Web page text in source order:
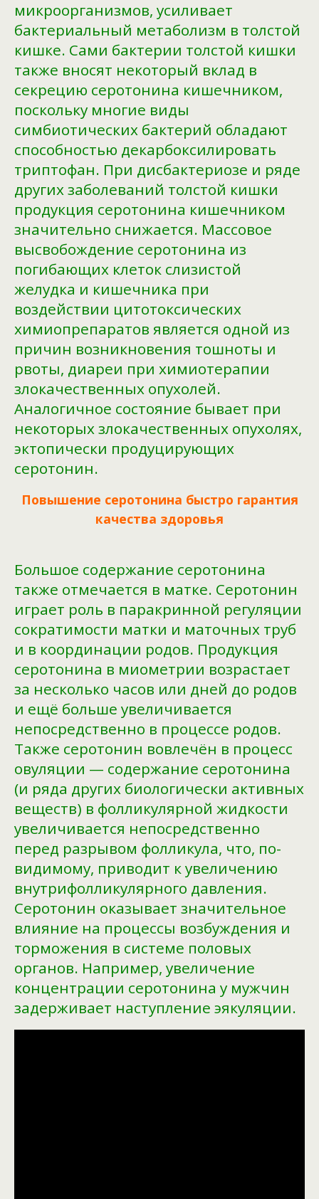
микроорганизмов, усиливает
бактериальный метаболизм в толстой
кишке. Сами бактерии толстой кишки
также вносят некоторый вклад в
секрецию серотонина кишечником,
поскольку многие виды
симбиотических бактерий обладают
способностью декарбоксилировать
триптофан. При дисбактериозе и ряде
других заболеваний толстой кишки
продукция серотонина кишечником
значительно снижается. Массовое
высвобождение серотонина из
погибающих клеток слизистой
желудка и кишечника при
воздействии цитотоксических
химиопрепаратов является одной из
причин возникновения тошноты и
рвоты, диареи при химиотерапии
злокачественных опухолей.
Аналогичное состояние бывает при
некоторых злокачественных опухолях,
эктопически продуцирующих
серотонин.
Повышение серотонина быстро гарантия
качества здоровья
Большое содержание серотонина
также отмечается в матке. Серотонин
играет роль в паракринной регуляции
сократимости матки и маточных труб
и в координации родов. Продукция
серотонина в миометрии возрастает
за несколько часов или дней до родов
и ещё больше увеличивается
непосредственно в процессе родов.
Также серотонин вовлечён в процесс
овуляции — содержание серотонина
(и ряда других биологически активных
веществ) в фолликулярной жидкости
увеличивается непосредственно
перед разрывом фолликула, что, по-
видимому, приводит к увеличению
внутрифолликулярного давления.
Серотонин оказывает значительное
влияние на процессы возбуждения и
торможения в системе половых
органов. Например, увеличение
концентрации серотонина у мужчин
задерживает наступление эякуляции.